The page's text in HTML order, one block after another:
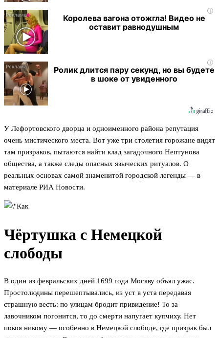
i
Королева вагона отожгла! Видео не
оставит равнодушным
i
Ролик длится пару секунд, но вы будете
в шоке от увиденного
У Лефортовского дворца и одноименного района репутация
очень мистического места. Вот уже три столетия горожане видят
там призраков, пытаются найти клад загадочного Нептунова
общества, а также следы опасных языческих ритуалов. О
реальных основах самой знаменитой городской легенды — в
материале РИА Новости.
Чёртушка с Немецкой
слободы
В один из февральских дней 1699 года Москву объял ужас.
Простолюдины перешептывались, из уст в уста передавая
страшную весть: по улицам бродит привидение! То за
лавочником погонится, то до смерти напугает купчиху. Нет
покоя никому — особенно в Немецкой слободе, где призрак был